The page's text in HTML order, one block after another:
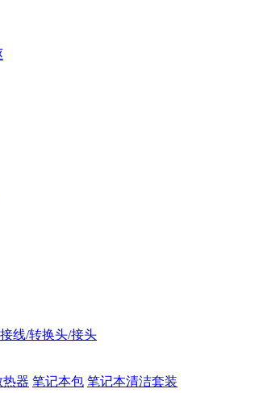
线/转换头/接头
热器 笔记本包 笔记本清洁套装